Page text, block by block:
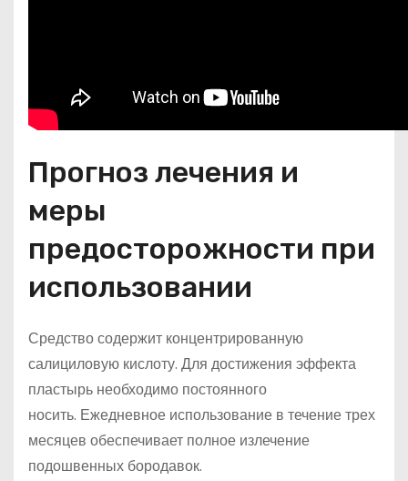
Прогноз лечения и
меры
предосторожности при
использовании
Средство содержит концентрированную
салициловую кислоту. Для достижения эффекта
пластырь необходимо постоянного
носить. Ежедневное использование в течение трех
месяцев обеспечивает полное излечение
подошвенных бородавок.